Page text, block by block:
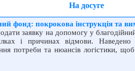
На досуге
фонд: покрокова інструкція та
заявку на допомогу у
і причинах відмови. Наведено
потреби та нюансів логістики,